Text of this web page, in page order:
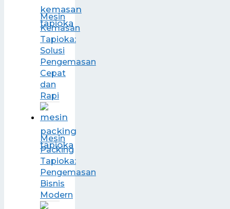
Mesin
Kemasan
Tapioka:
Solusi
Pengemasan
Cepat
dan
Rapi
Mesin
Packing
Tapioka:
Pengemasan
Bisnis
Modern